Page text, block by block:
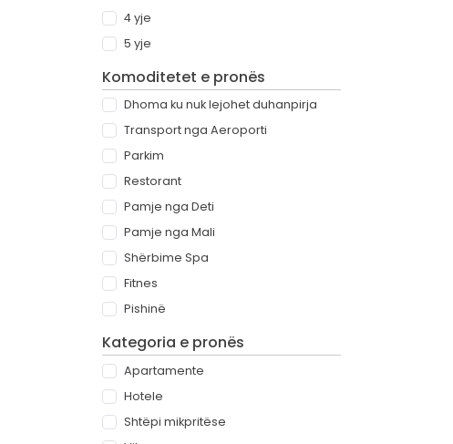
4 yje
5 yje
Komoditetet e pronës
Dhoma ku nuk lejohet duhanpirja
Transport nga Aeroporti
Parkim
Restorant
Pamje nga Deti
Pamje nga Mali
Shërbime Spa
Fitnes
Pishinë
Kategoria e pronës
Apartamente
Hotele
Shtëpi mikpritëse